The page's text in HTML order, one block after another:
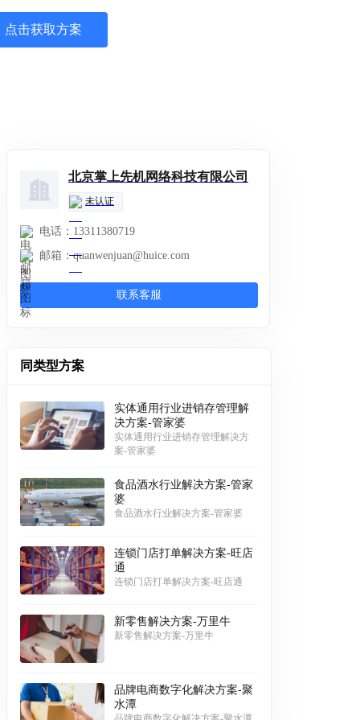
点击获取方案
北京掌上先机网络科技有限公司
未认证
电话： 13311380719
邮箱：quanwenjuan@huice.com
联系客服
同类型方案
实体通用行业进销存管理解
决方案-管家婆
实体通用行业进销存管理解决方
案-管家婆
食品酒水行业解决方案-管家
婆
食品酒水行业解决方案-管家婆
连锁门店打单解决方案-旺店
通
连锁门店打单解决方案-旺店通
新零售解决方案-万里牛
新零售解决方案-万里牛
品牌电商数字化解决方案-聚
水潭